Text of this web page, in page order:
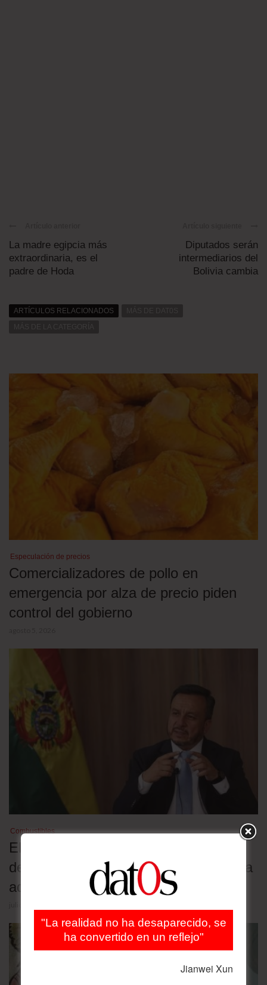
La madre egipcia más
extraordinaria, es el
padre de Hoda
Diputados serán
intermediarios del
Bolivia cambia
ARTÍCULOS RELACIONADOS
Especulación de precios
Comercializadores de pollo en
emergencia por alza de precio piden
control del gobierno
Combustibles
El exministro de Hidrocarburos es
detenido por la distribución de gasolina
adulterada
"La realidad no ha desaparecido, se
ha convertido en un reflejo"
Jianwei Xun